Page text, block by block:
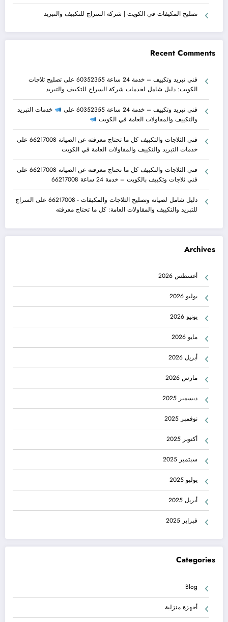
تصليح المكيفات في الكويت | شركة السراج للتكييف والتبريد
Recent Comments
فني تبريد وتكييف – خدمة 24 ساعة 60352355 على تصليح ثلاجات
الكويت: دليل شامل لخدمات شركة السراج للتكييف والتبريد
فني تبريد وتكييف – خدمة 24 ساعة 60352355 على
خدمات التبريد
والتكييف والمقاولات العامة في الكويت
فني الثلاجات والتكييف كل ما تحتاج معرفته عن الصيانة 66217008
على
خدمات التبريد والتكييف والمقاولات العامة في الكويت
فني الثلاجات والتكييف كل ما تحتاج معرفته عن الصيانة 66217008
على
فني ثلاجات وتكييف بالكويت – خدمة 24 ساعة 66217008
دليل شامل لصيانة وتصليح الثلاجات والمكيفات - 66217008 على السراج
للتبريد والتكييف والمقاولات العامة: كل ما تحتاج معرفته
Archives
أغسطس 2026
يوليو 2026
يونيو 2026
مايو 2026
أبريل 2026
مارس 2026
ديسمبر 2025
نوفمبر 2025
أكتوبر 2025
سبتمبر 2025
يوليو 2025
أبريل 2025
فبراير 2025
Categories
Blog
أجهزة منزلية